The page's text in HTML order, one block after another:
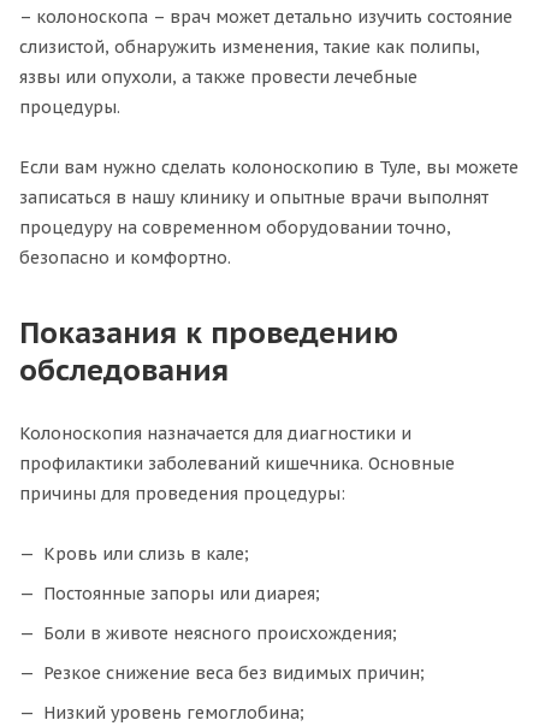
– колоноскопа – врач может детально изучить состояние
слизистой, обнаружить изменения, такие как полипы,
язвы или опухоли, а также провести лечебные
процедуры.
Если вам нужно сделать колоноскопию в Туле, вы можете
записаться в нашу клинику и опытные врачи выполнят
процедуру на современном оборудовании точно,
безопасно и комфортно.
Показания к проведению
обследования
Колоноскопия назначается для диагностики и
профилактики заболеваний кишечника. Основные
причины для проведения процедуры:
Кровь или слизь в кале;
Постоянные запоры или диарея;
Боли в животе неясного происхождения;
Резкое снижение веса без видимых причин;
Низкий уровень гемоглобина;